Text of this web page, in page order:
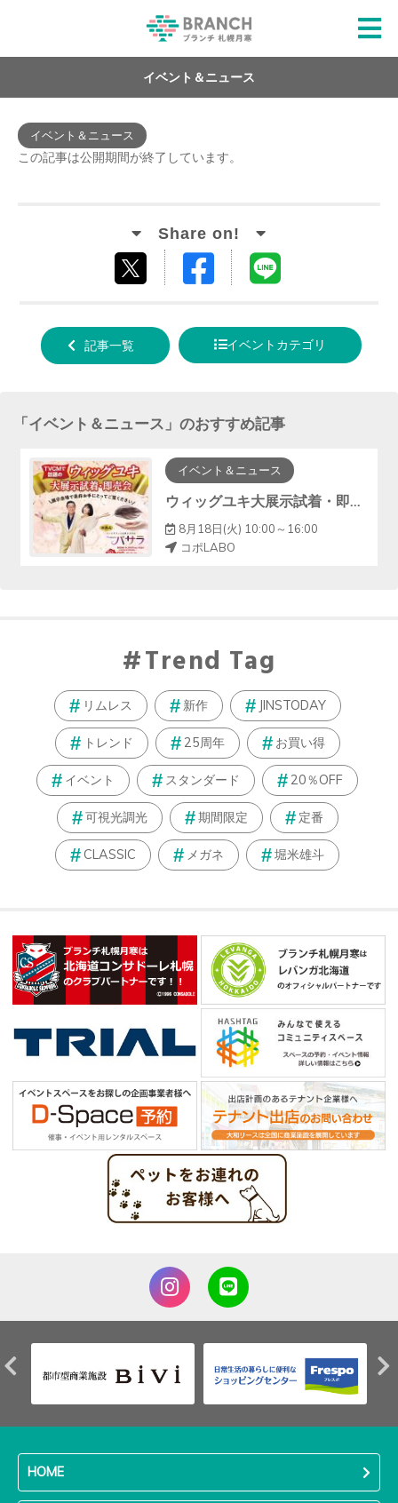
イベント＆ニュース
イベント＆ニュース
この記事は公開期間が終了しています。
する
Facebook
る
記事一覧 イベントカテゴリ
「イベント＆ニュース 」のおすすめ記事
イベント＆ニュース
ウィッグユキ大展示試着・即売会！！
8月18日(火) 10:00～16:00
コポLABO
Trend Tag
リムレス 新作 JINSTODAY
トレンド 25周年 お買い得
イベント スタンダード 20％OFF
可視光調光 期間限定 定番
CLASSIC メガネ 堀米雄斗
HOME